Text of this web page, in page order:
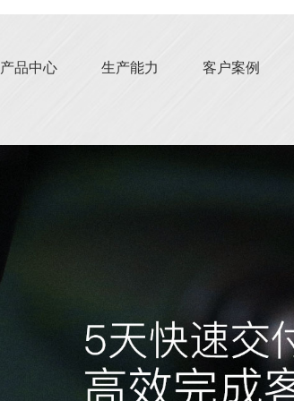
产品中心 生产能力 客户案例